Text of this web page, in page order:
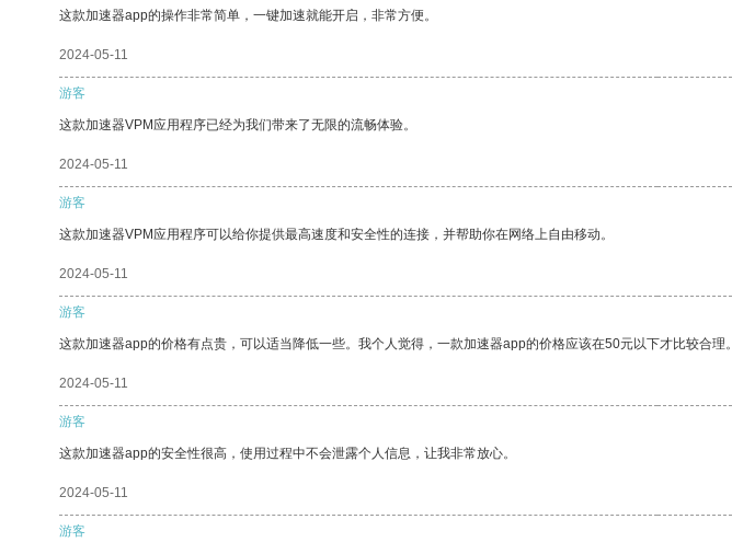
这款加速器app的操作非常简单，一键加速就能开启，非常方便。
2024-05-11
游客
这款加速器VPM应用程序已经为我们带来了无限的流畅体验。
2024-05-11
游客
这款加速器VPM应用程序可以给你提供最高速度和安全性的连接，并帮助你在网络上自由移动。
2024-05-11
游客
这款加速器app的价格有点贵，可以适当降低一些。我个人觉得，一款加速器app的价格应该在50元以下才比较合理。
2024-05-11
游客
这款加速器app的安全性很高，使用过程中不会泄露个人信息，让我非常放心。
2024-05-11
游客